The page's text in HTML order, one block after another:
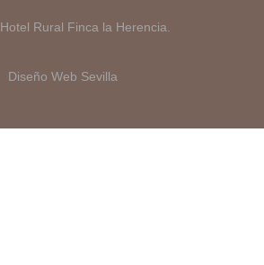
Rural Finca la Herencia.
Diseño Web Sevilla